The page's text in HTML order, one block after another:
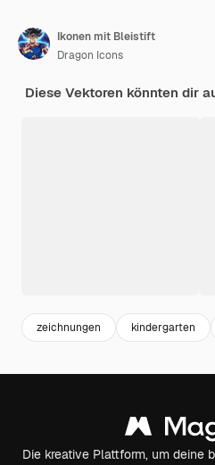
Ikonen mit Bleistift
Dragon Icons
Diese Vektoren könnten dir
zeichnungen kindergarten
Die kreative Plattform, um deine